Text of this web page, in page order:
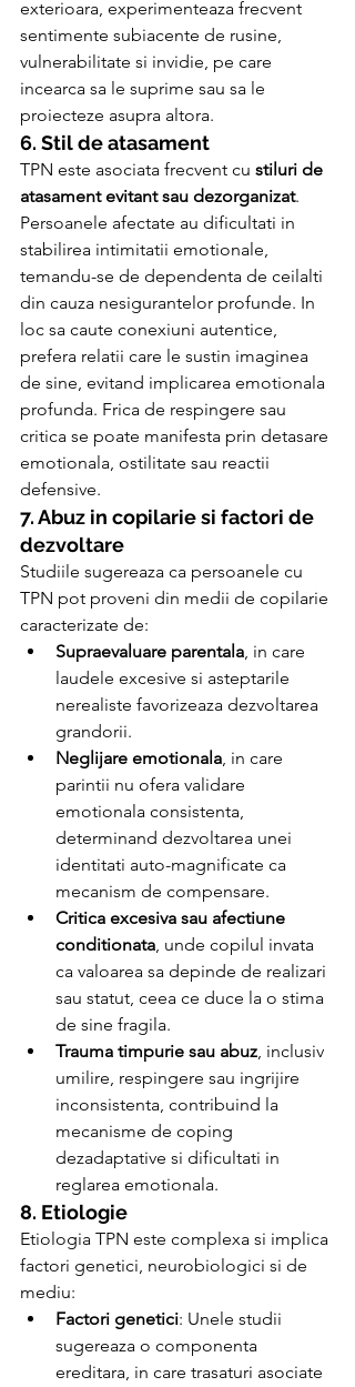
exterioara, experimenteaza frecvent
sentimente subiacente de rusine,
vulnerabilitate si invidie, pe care
incearca sa le suprime sau sa le
proiecteze asupra altora.
6. Stil de atasament
TPN este asociata frecvent cu stiluri de
atasament evitant sau dezorganizat.
Persoanele afectate au dificultati in
stabilirea intimitatii emotionale,
temandu-se de dependenta de ceilalti
din cauza nesigurantelor profunde. In
loc sa caute conexiuni autentice,
prefera relatii care le sustin imaginea
de sine, evitand implicarea emotionala
profunda. Frica de respingere sau
critica se poate manifesta prin detasare
emotionala, ostilitate sau reactii
defensive.
7. Abuz in copilarie si factori de
dezvoltare
Studiile sugereaza ca persoanele cu
TPN pot proveni din medii de copilarie
caracterizate de:
Supraevaluare parentala, in care
laudele excesive si asteptarile
nerealiste favorizeaza dezvoltarea
grandorii.
Neglijare emotionala, in care
parintii nu ofera validare
emotionala consistenta,
determinand dezvoltarea unei
identitati auto-magnificate ca
mecanism de compensare.
Critica excesiva sau afectiune
conditionata, unde copilul invata
ca valoarea sa depinde de realizari
sau statut, ceea ce duce la o stima
de sine fragila.
Trauma timpurie sau abuz, inclusiv
umilire, respingere sau ingrijire
inconsistenta, contribuind la
mecanisme de coping
dezadaptative si dificultati in
reglarea emotionala.
8. Etiologie
Etiologia TPN este complexa si implica
factori genetici, neurobiologici si de
mediu:
Factori genetici: Unele studii
sugereaza o componenta
ereditara, in care trasaturi asociate